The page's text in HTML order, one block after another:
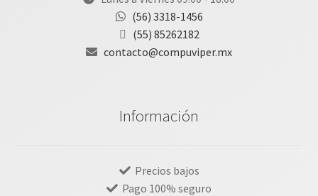
(56) 3318-1456
(55) 85262182
contacto@compuviper.mx
Información
Precios bajos
Pago 100% seguro